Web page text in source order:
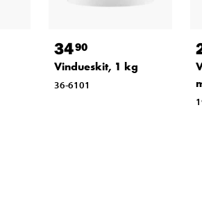
3490
Vindueskit, 1 kg
36-6101